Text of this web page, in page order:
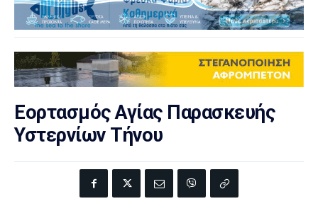
Εορτασμός Αγίας Παρασκευής
Υστερνίων Τήνου